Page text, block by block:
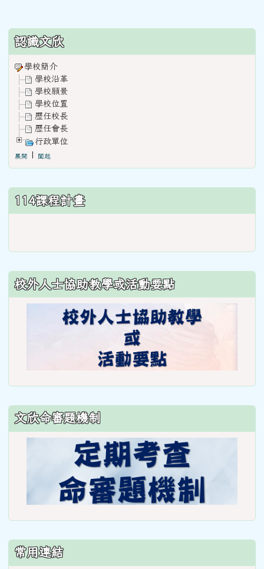
:::
認識文欣
學校簡介
學校沿革
學校願景
學校位置
歷任校長
歷任會長
行政單位
展開 | 闔起
114課程計畫
ncsn=11&nsn=29
\
校外人士協助教學或活動要點
文欣命審題機制
常用連結